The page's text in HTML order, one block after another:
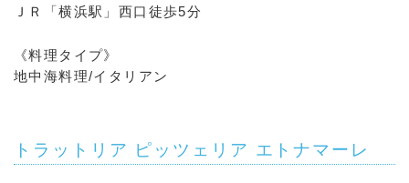
ＪＲ「横浜駅」西口徒歩5分
《料理タイプ》
地中海料理/イタリアン
トラットリア ピッツェリア エトナマーレ